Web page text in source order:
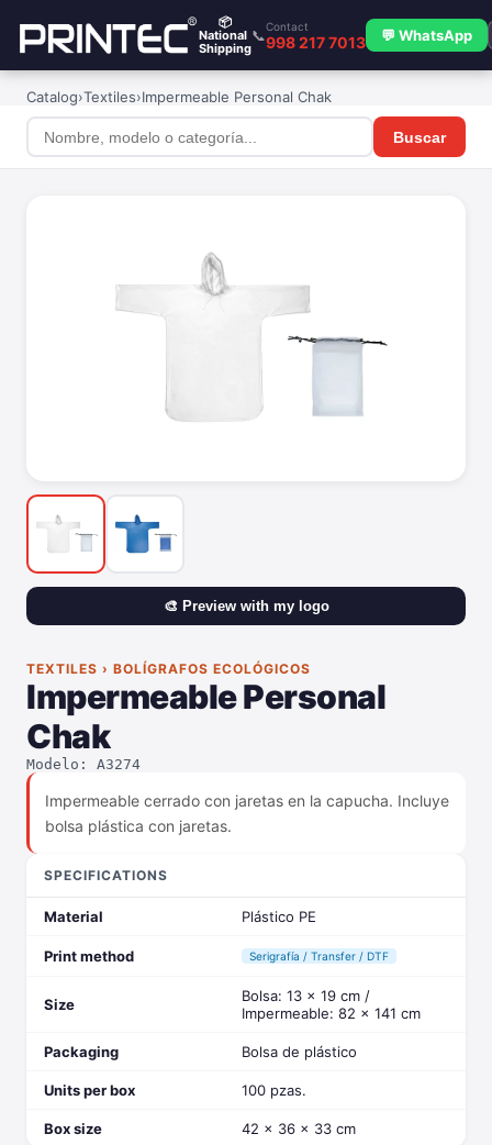
📦
National
Shipping
📞
Contact
998 217 7013 💬 WhatsApp
Catalog›Textiles›Impermeable Personal Chak
Buscar
🎨 Preview with my logo
TEXTILES › BOLÍGRAFOS ECOLÓGICOS
Impermeable Personal
Chak
Modelo: A3274
Impermeable cerrado con jaretas en la capucha. Incluye
bolsa plástica con jaretas.
SPECIFICATIONS
Material Plástico PE
Print method Serigrafía / Transfer / DTF
Size
Bolsa: 13 x 19 cm /
Impermeable: 82 x 141 cm
Packaging Bolsa de plástico
Units per box 100 pzas.
Box size
42 x 36 x 33 cm